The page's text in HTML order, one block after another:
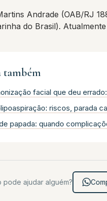
Andrade (OAB/RJ
do Brasil).
também
facial que deu
riscos, parada
papada: quando
pode ajudar alguém?